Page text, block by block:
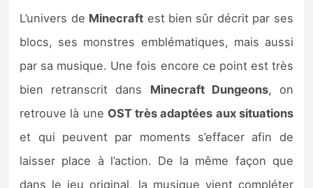
L’univers de Minecraft est bien sûr décrit par ses
blocs, ses monstres emblématiques, mais aussi
par sa musique. Une fois encore ce point est très
bien retranscrit dans Minecraft Dungeons, on
retrouve là une OST très adaptées aux situations
et qui peuvent par moments s’effacer afin de
laisser place à l’action. De la même façon que
dans le jeu original, la musique vient compléter